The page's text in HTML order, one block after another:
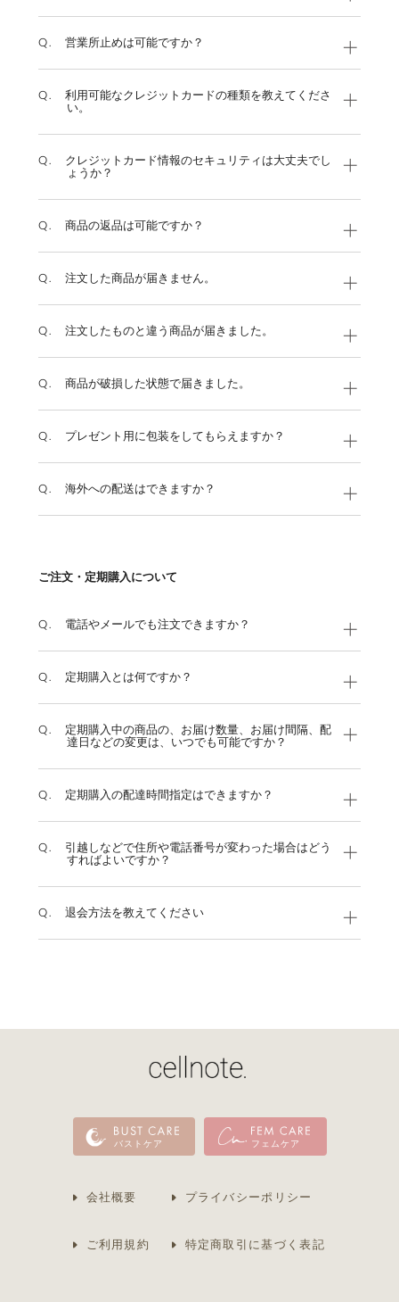
Q. 営業所止めは可能ですか？
Q.
利用可能なクレジットカードの種類を教えてくださ
い。
Q.
クレジットカード情報のセキュリティは大丈夫でし
ょうか？
Q. 商品の返品は可能ですか？
Q. 注文した商品が届きません。
Q. 注文したものと違う商品が届きました。
Q. 商品が破損した状態で届きました。
Q. プレゼント用に包装をしてもらえますか？
Q. 海外への配送はできますか？
ご注文・定期購入について
Q. 電話やメールでも注文できますか？
Q. 定期購入とは何ですか？
Q.
定期購入中の商品の、お届け数量、お届け間隔、配
達日などの変更は、いつでも可能ですか？
Q. 定期購入の配達時間指定はできますか？
Q.
引越しなどで住所や電話番号が変わった場合はどう
すればよいですか？
Q. 退会方法を教えてください
会社概要 プライバシーポリシー
特定商取引に基づく表記
ご利用規約
バストケア フェムケア